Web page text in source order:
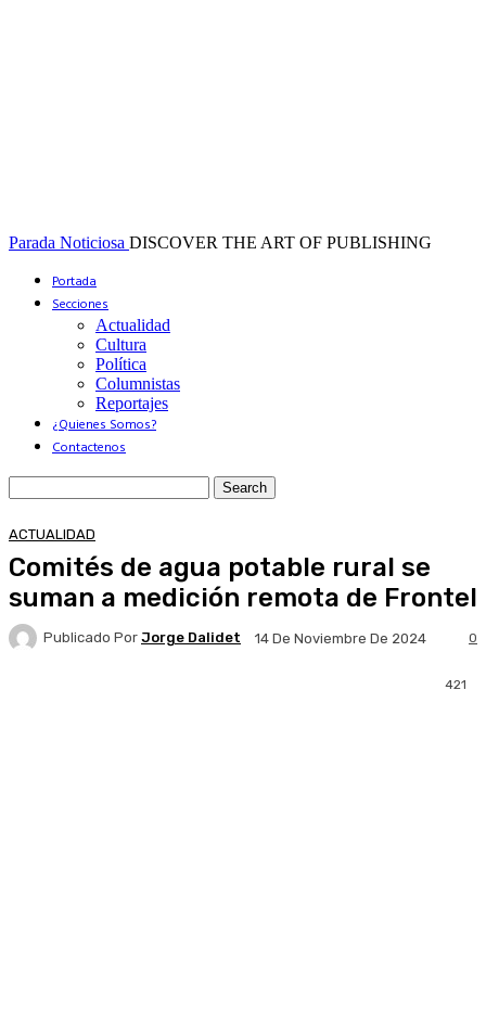
Parada Noticiosa DISCOVER THE ART OF PUBLISHING
Portada
Secciones
Actualidad
Cultura
Política
Columnistas
Reportajes
¿Quienes Somos?
Contactenos
ACTUALIDAD
Comités de agua potable rural se
suman a medición remota de Frontel
Publicado Por Jorge Dalidet 14 De Noviembre De 2024 0
421